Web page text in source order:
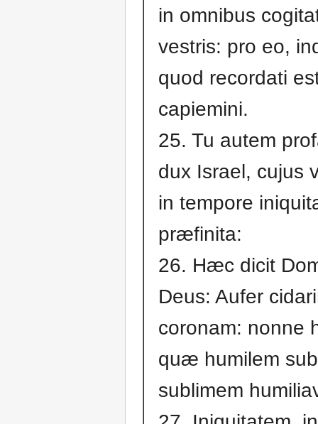
in omnibus
vestris: pro eo,
quod recordati
capiemini.
25. Tu autem
dux Israel, cujus
in tempore
præfinita:
26. Hæc dicit
Deus: Aufer
coronam: nonne
quæ humilem
sublimem